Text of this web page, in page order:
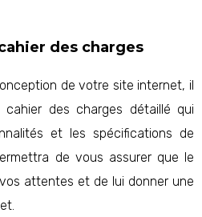
des charges
de votre site internet, il
cahier des charges détaillé qui
et les spécifications de
de vous assurer que le
attentes et de lui donner une